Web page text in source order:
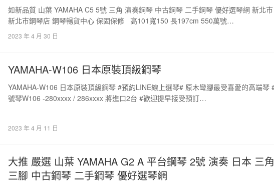
如新品質 山葉 YAMAHA C5 5號 三角 演奏鋼琴 中古鋼琴 二手鋼琴 優好選琴網 新北市
新北市鋼琴店 鋼琴暢貨中心 保固保修 高101寬150 長197cm 550萬號…
2023 年 4 月 30 日
YAMAHA-W106 日本原裝頂級鋼琴
YAMAHA-W106 日本原裝頂級鋼琴 #預約LINE線上選琴# 原木彎腳最受喜愛的高端琴
號琴W106 -280xxxx / 286xxxx 將進口2台 #歡迎提早接受預訂…
2023 年 4 月 11 日
大推 嚴選 山葉 YAMAHA G2 A 平台鋼琴 2號 演奏 日本 三角
三腳 中古鋼琴 二手鋼琴 優好選琴網